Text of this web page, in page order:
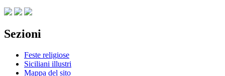
Sezioni
Feste religiose
Siciliani illustri
Mappa del sito